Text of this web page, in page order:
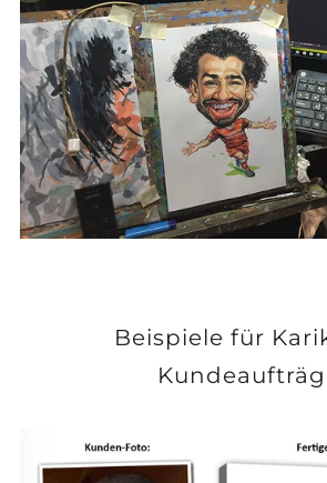
Beispiele für